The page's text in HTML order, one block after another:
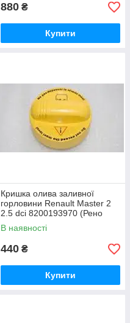
880 ₴
Купити
Кришка олива заливної
горловини Renault Master 2
2.5 dci 8200193970 (Рено
Мастер 2)
В наявності
440 ₴
Купити